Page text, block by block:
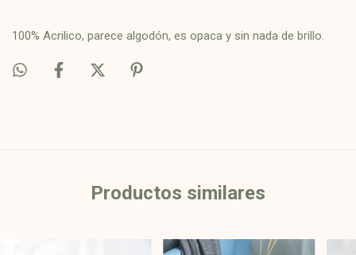
100% Acrilico, parece algodón, es opaca y sin nada de brillo.
Productos similares